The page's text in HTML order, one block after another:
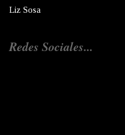
Liz Sosa
Redes Sociales...